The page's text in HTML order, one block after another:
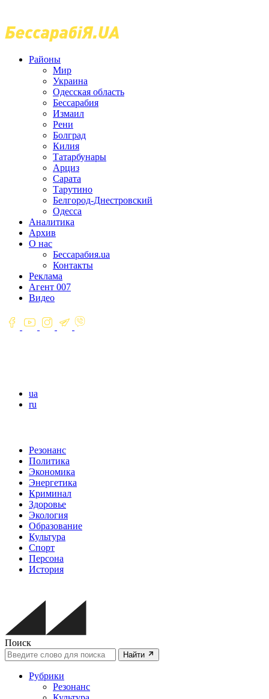
Районы
Мир
Украина
Одесская область
Бессарабия
Измаил
Рени
Болград
Килия
Татарбунары
Арциз
Сарата
Тарутино
Белгород-Днестровский
Одесса
Аналитика
Архив
О нас
Бессарабия.ua
Контакты
Реклама
Агент 007
Видео
ua
ru
Резонанс
Политика
Экономика
Энергетика
Криминал
Здоровье
Экология
Образование
Культура
Спорт
Персона
История
Поиск
Найти
Рубрики
Резонанс